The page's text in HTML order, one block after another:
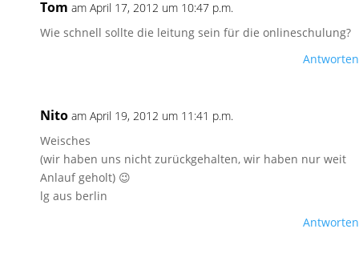
Tom am April 17, 2012 um 10:47 p.m.
Wie schnell sollte die leitung sein für die onlineschulung?
Antworten
Nito am April 19, 2012 um 11:41 p.m.
Weisches
(wir haben uns nicht zurückgehalten, wir haben nur weit
Anlauf geholt) 😉
lg aus berlin
Antworten